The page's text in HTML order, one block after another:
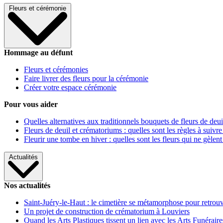
Fleurs et cérémonie
Hommage au défunt
Fleurs et cérémonies
Faire livrer des fleurs pour la cérémonie
Créer votre espace cérémonie
Pour vous aider
Quelles alternatives aux traditionnels bouquets de fleurs de
Fleurs de deuil et crématoriums : quelles sont les règles à
Fleurir une tombe en hiver : quelles sont les fleurs qui ne gèlent
Actualités
Nos actualités
Saint-Juéry-le-Haut : le cimetière se métamorphose pour
Un projet de construction de crématorium à Louviers
Quand les Arts Plastiques tissent un lien avec les Arts